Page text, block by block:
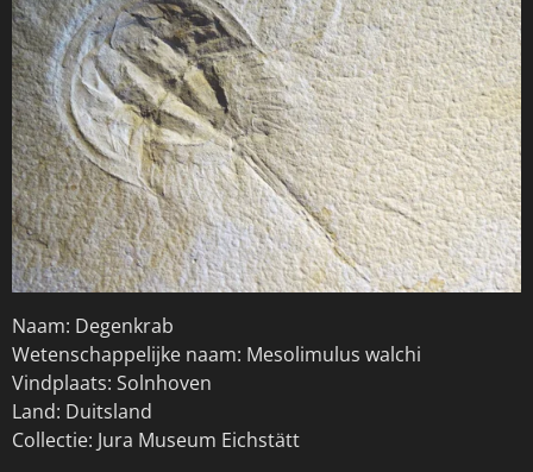
Naam: Degenkrab
Wetenschappelijke naam: Mesolimulus walchi
Vindplaats: Solnhoven
Land: Duitsland
Collectie: Jura Museum Eichstätt